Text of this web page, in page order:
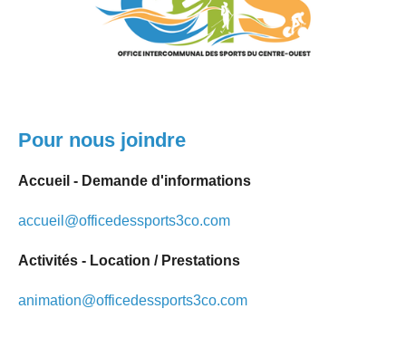
Pour nous joindre
Accueil - Demande d'informations
accueil@officedessports3co.com
Activités - Location / Prestations
animation@officedessports3co.com